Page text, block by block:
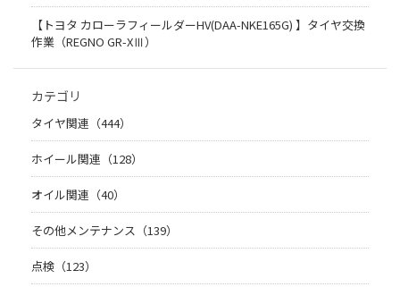
【トヨタ カローラフィールダーHV(DAA-NKE165G) 】タイヤ交換
作業（REGNO GR-XⅢ）
カテゴリ
タイヤ関連（444）
ホイール関連（128）
オイル関連（40）
その他メンテナンス（139）
点検（123）